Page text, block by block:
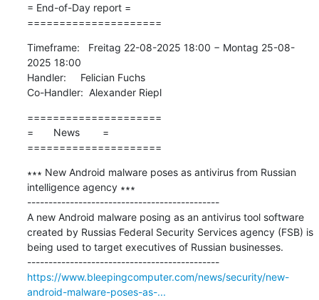
= End-of-Day report =
=====================
Timeframe:   Freitag 22-08-2025 18:00 − Montag 25-08-
2025 18:00
Handler:     Felician Fuchs
Co-Handler:  Alexander Riepl
=====================
=       News        =
=====================
∗∗∗ New Android malware poses as antivirus from Russian
intelligence agency ∗∗∗
---------------------------------------------
A new Android malware posing as an antivirus tool software
created by Russias Federal Security Services agency (FSB) is
being used to target executives of Russian businesses.
---------------------------------------------
https://www.bleepingcomputer.com/news/security/new-
android-malware-poses-as-...